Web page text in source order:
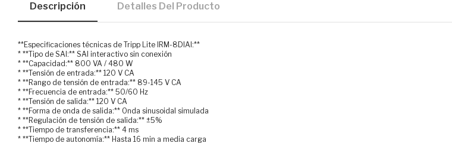
Descripción Detalles Del Producto
**Especificaciones técnicas de Tripp Lite IRM-8DIAI:**
* **Tipo de SAI:** SAI interactivo sin conexión
* **Capacidad:** 800 VA / 480 W
* **Tensión de entrada:** 120 V CA
* **Rango de tensión de entrada:** 89-145 V CA
* **Frecuencia de entrada:** 50/60 Hz
* **Tensión de salida:** 120 V CA
* **Forma de onda de salida:** Onda sinusoidal simulada
* **Regulación de tensión de salida:** ±5%
* **Tiempo de transferencia:** 4 ms
* **Tiempo de autonomía:** Hasta 16 min a media carga